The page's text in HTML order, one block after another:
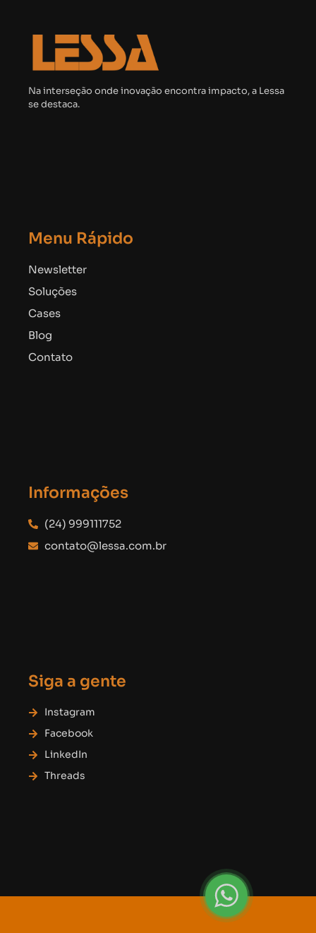
Na interseção onde inovação encontra impacto, a Lessa
se destaca.
Menu Rápido
Newsletter
Soluções
Cases
Blog
Contato
Informações
(24) 999111752
contato@lessa.com.br
Siga a gente
Instagram
Facebook
LinkedIn
Threads